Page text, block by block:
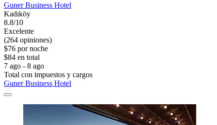
Guner Business Hotel
Kadıköy
8.8/10
Excelente
(264 opiniones)
$76 por noche
$84 en total
7 ago - 8 ago
Total con impuestos y cargos
Guner Business Hotel